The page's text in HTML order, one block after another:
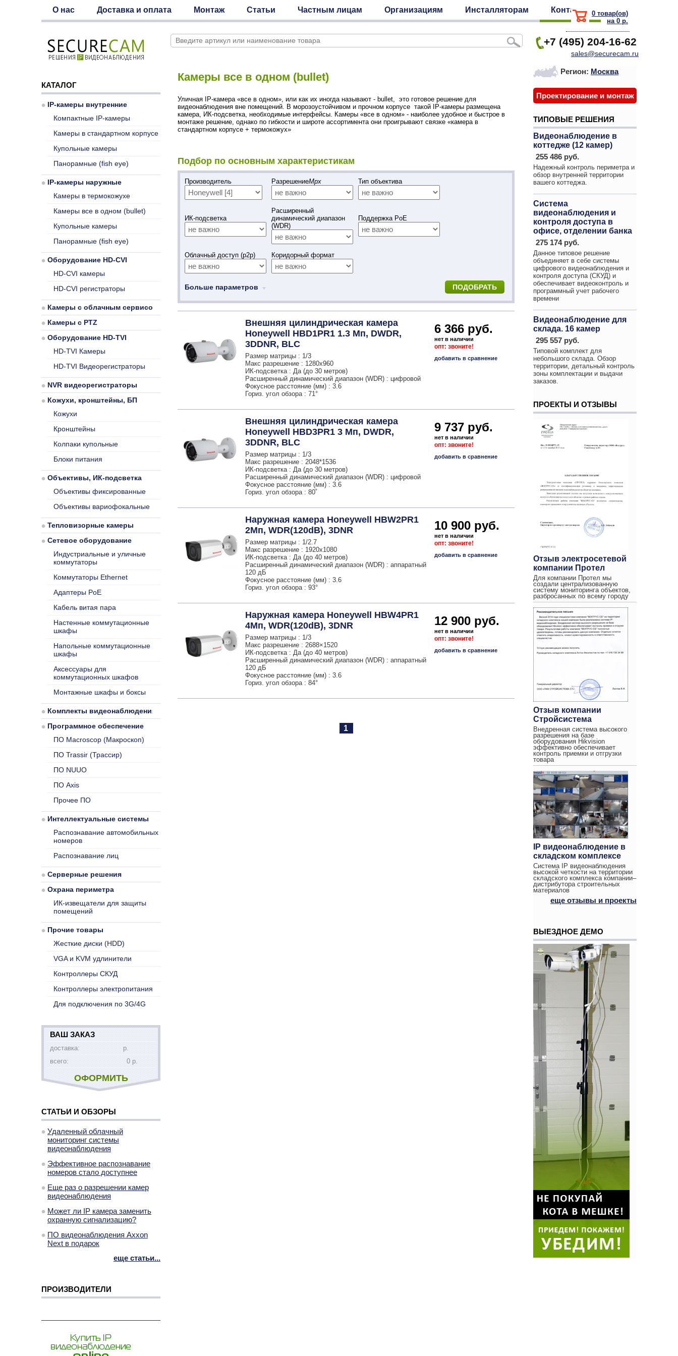
О нас Доставка и оплата Монтаж Статьи Частным лицам Организациям Инсталляторам Контакты 0 товар(ов)
на 0 р.
+7 (495) 204-16-62
sales@securecam.ru
Камеры все в одном (bullet)
Уличная IP-камера «все в одном», или как их иногда называют - bullet, это готовое решение для
видеонаблюдения вне помещений. В морозоустойчивом и прочном корпусе такой IP-камеры размещена
камера, ИК-подсветка, необходимые интерфейсы. Камеры «все в одном» - наиболее удобное и быстрое в
монтаже решение, однако по гибкости и широте ассортимента они проигрывают связке «камера в
стандартном корпусе + термокожух»
Подбор по основным характеристикам
Производитель РазрешениеMpx Тип объектива
ИК-подсветка
Расширенный
динамический диапазон
(WDR)
Поддержка PoE
Облачный доступ (p2p) Коридорный формат
Больше параметров
Внешняя цилиндрическая камера
Honeywell HBD1PR1 1.3 Мп, DWDR,
3DDNR, BLC
Размер матрицы : 1/3
Макс разрешение : 1280x960
ИК-подсветка : Да (до 30 метров)
Расширенный динамический диапазон (WDR) : цифровой
Фокусное расстояние (мм) : 3.6
Гориз. угол обзора : 71°
6 366 руб.
нет в наличии
опт: звоните!
добавить в сравнение
Внешняя цилиндрическая камера
Honeywell HBD3PR1 3 Мп, DWDR,
3DDNR, BLC
Размер матрицы : 1/3
Макс разрешение : 2048*1536
ИК-подсветка : Да (до 30 метров)
Расширенный динамический диапазон (WDR) : цифровой
Фокусное расстояние (мм) : 3.6
Гориз. угол обзора : 80˚
9 737 руб.
нет в наличии
опт: звоните!
добавить в сравнение
Наружная камера Honeywell HBW2PR1
2Мп, WDR(120dB), 3DNR
Размер матрицы : 1/2.7
Макс разрешение : 1920х1080
ИК-подсветка : Да (до 40 метров)
Расширенный динамический диапазон (WDR) : аппаратный
120 дБ
Фокусное расстояние (мм) : 3.6
Гориз. угол обзора : 93°
10 900 руб.
нет в наличии
опт: звоните!
добавить в сравнение
Наружная камера Honeywell HBW4PR1
4Мп, WDR(120dB), 3DNR
Размер матрицы : 1/3
Макс разрешение : 2688×1520
ИК-подсветка : Да (до 40 метров)
Расширенный динамический диапазон (WDR) : аппаратный
120 дБ
Фокусное расстояние (мм) : 3.6
Гориз. угол обзора : 84°
12 900 руб.
нет в наличии
опт: звоните!
добавить в сравнение
1
КАТАЛОГ
IP-камеры внутренние
Компактные IP-камеры
Камеры в стандартном корпусе
Купольные камеры
Панорамные (fish eye)
IP-камеры наружные
Камеры в термокожухе
Камеры все в одном (bullet)
Купольные камеры
Панорамные (fish eye)
Оборудование HD-CVI
HD-CVI камеры
HD-CVI регистраторы
Камеры с облачным сервисом
Камеры с PTZ
Оборудование HD-TVI
HD-TVI Камеры
HD-TVI Видеорегистраторы
NVR видеорегистраторы
Кожухи, кронштейны, БП
Кожухи
Кронштейны
Колпаки купольные
Блоки питания
Объективы, ИК-подсветка
Объективы фиксированные
Объективы вариофокальные
Тепловизорные камеры
Сетевое оборудование
Индустриальные и уличные
коммутаторы
Коммутаторы Ethernet
Адаптеры PoE
Кабель витая пара
Настенные коммутационные
шкафы
Напольные коммутационные
шкафы
Аксессуары для
коммутационных шкафов
Монтажные шкафы и боксы
Комплекты видеонаблюдения
Программное обеспечение
ПО Macroscop (Макроскоп)
ПО Trassir (Трассир)
ПО NUUO
ПО Axis
Прочее ПО
Интеллектуальные системы
Распознавание автомобильных
номеров
Распознавание лиц
Серверные решения
Охрана периметра
ИК-извещатели для защиты
помещений
Прочие товары
Жесткие диски (HDD)
VGA и KVM удлинители
Контроллеры СКУД
Контроллеры электропитания
Для подключения по 3G/4G
ВАШ ЗАКАЗ
доставка:
р.
всего:
0 р.
ОФОРМИТЬ
СТАТЬИ И ОБЗОРЫ
Удаленный облачный
мониторинг системы
видеонаблюдения
Эффективное распознавание
номеров стало доступнее
Еще раз о разрешении камер
видеонаблюдения
Может ли IP камера заменить
охранную сигнализацию?
ПО видеонаблюдения Axxon
Next в подарок
еще статьи...
ПРОИЗВОДИТЕЛИ
Регион: Москва
Проектирование и монтаж
ТИПОВЫЕ РЕШЕНИЯ
Видеонаблюдение в
коттедже (12 камер)
255 486 руб.
Надежный контроль периметра и
обзор внутренней территории
вашего коттеджа.
Система
видеонаблюдения и
контроля доступа в
офисе, отделении банка
275 174 руб.
Данное типовое решение
объединяет в себе системы
цифрового видеонаблюдения и
контроля доступа (СКУД) и
обеспечивает видеоконтроль и
программный учет рабочего
времени
Видеонаблюдение для
склада. 16 камер
295 557 руб.
Типовой комплект для
небольшого склада. Обзор
территории, детальный контроль
зоны комплектации и выдачи
заказов.
ПРОЕКТЫ И ОТЗЫВЫ
Отзыв электросетевой
компании Протел
Для компании Протел мы
создали централизованную
систему мониторинга объектов,
разбросанных по всему городу
Отзыв компании
Стройсистема
Внедренная система высокого
разрешения на базе
оборудования Hikvision
эффективно обеспечивает
контроль приемки и отгрузки
товара
IP видеонаблюдение в
складском комплексе
Система IP видеонаблюдения
высокой четкости на территории
складского комплекса компании–
дистрибутора строительных
материалов
еще отзывы и проекты
ВЫЕЗДНОЕ ДЕМО